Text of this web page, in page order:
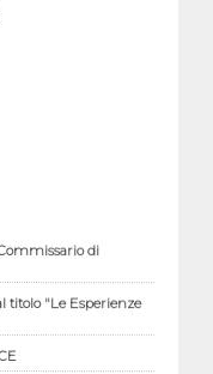
di
titolo "Le Esperienze